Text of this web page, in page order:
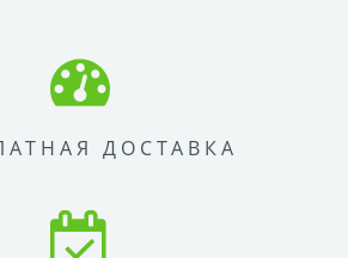
ДОСТАВКА